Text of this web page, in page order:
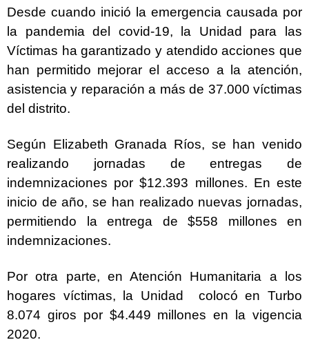
Desde cuando inició la emergencia causada por
la pandemia del covid-19, la Unidad para las
Víctimas ha garantizado y atendido acciones que
han permitido mejorar el acceso a la atención,
asistencia y reparación a más de 37.000 víctimas
del distrito.
Según Elizabeth Granada Ríos, se han venido
realizando jornadas de entregas de
indemnizaciones por $12.393 millones. En este
inicio de año, se han realizado nuevas jornadas,
permitiendo la entrega de $558 millones en
indemnizaciones.
Por otra parte, en Atención Humanitaria a los
hogares víctimas, la Unidad colocó en Turbo
8.074 giros por $4.449 millones en la vigencia
2020.